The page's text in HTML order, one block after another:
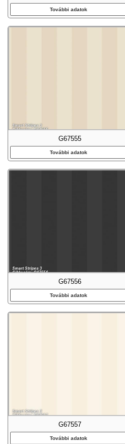
További adatok
G67555
További adatok
G67556
További adatok
G67557
További adatok